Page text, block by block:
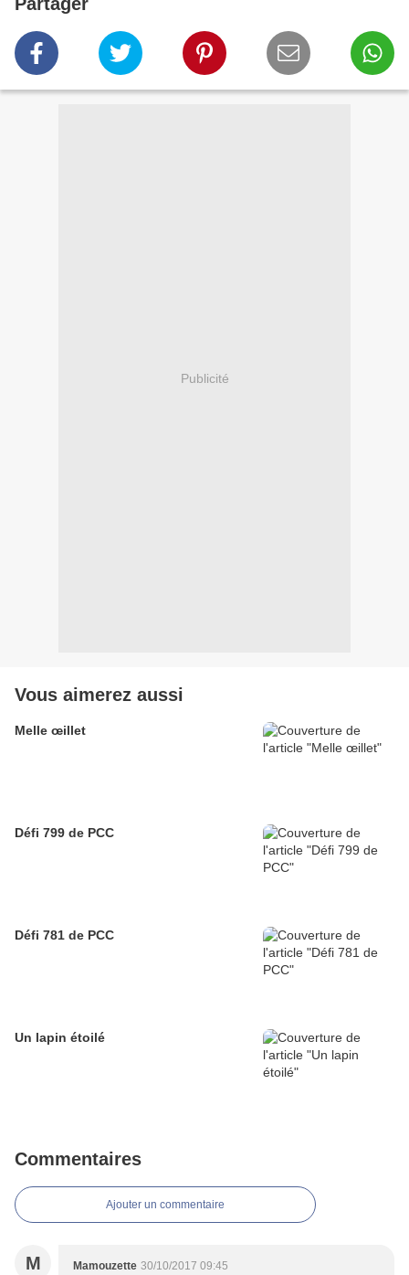
Publicité
Vous aimerez aussi
Melle œillet
Défi 799 de PCC
Défi 781 de PCC
Un lapin étoilé
Commentaires
Ajouter un commentaire
M Mamouzette 30/10/2017 09:45